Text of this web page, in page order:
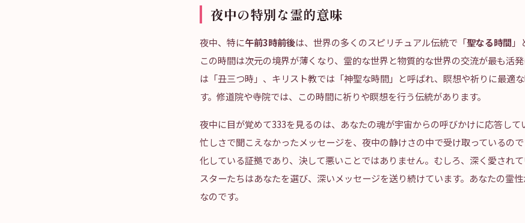
夜中の特別な霊的意味
夜中、特に午前3時前後は、世界の多くのスピリチュアル伝統で「聖なる時間 」
この時間は次元の境界が薄くなり、霊的な世界と物質的な世界の交流が最も活
は「丑三つ時」、キリスト教では「神聖な時間」と呼ばれ、瞑想や祈りに最適
す。修道院や寺院では、この時間に祈りや瞑想を行う伝統があります。
夜中に目が覚めて333を見るのは、あなたの魂が宇宙からの呼びかけに応答して
忙しさで聞こえなかったメッセージを、夜中の静けさの中で受け取っているの
化している証拠であり、決して悪いことではありません。むしろ、深く愛され
スターたちはあなたを選び、深いメッセージを送り続けています。あなたの霊
なのです。